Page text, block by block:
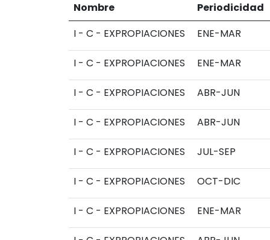
Nombre
Periodicidad
I - C - EXPROPIACIONES
ENE-MAR
I - C - EXPROPIACIONES ENE-MAR
I - C - EXPROPIACIONES ABR-JUN
I - C - EXPROPIACIONES ABR-JUN
I - C - EXPROPIACIONES JUL-SEP
I - C - EXPROPIACIONES OCT-DIC
I - C - EXPROPIACIONES ENE-MAR